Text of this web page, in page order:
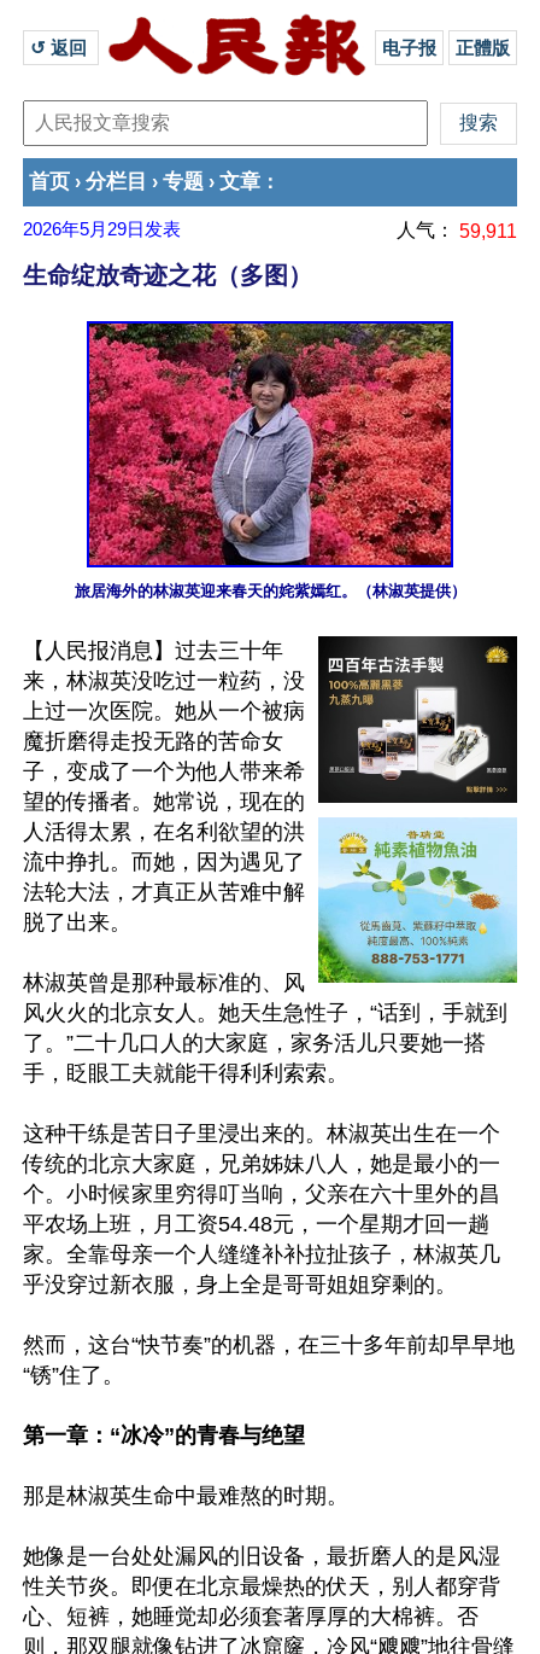
↺ 返回 电子报 正體版
首页 › 分栏目 › 专题 › 文章 ：
2026年5月29日 发表 人气： 59,911
生命绽放奇迹之花（多图）
旅居海外的林淑英迎来春天的姹紫嫣红。（林淑英提供）
【人民报消息】过去三十年
来，林淑英没吃过一粒药，没
上过一次医院。她从一个被病
魔折磨得走投无路的苦命女
子，变成了一个为他人带来希
望的传播者。她常说，现在的
人活得太累，在名利欲望的洪
流中挣扎。而她，因为遇见了
法轮大法，才真正从苦难中解
脱了出来。
林淑英曾是那种最标准的、风
风火火的北京女人。她天生急性子，“话到，手就到
了。”二十几口人的大家庭，家务活儿只要她一搭
手，眨眼工夫就能干得利利索索。
这种干练是苦日子里浸出来的。林淑英出生在一个
传统的北京大家庭，兄弟姊妹八人，她是最小的一
个。小时候家里穷得叮当响，父亲在六十里外的昌
平农场上班，月工资54.48元，一个星期才回一趟
家。全靠母亲一个人缝缝补补拉扯孩子，林淑英几
乎没穿过新衣服，身上全是哥哥姐姐穿剩的。
然而，这台“快节奏”的机器，在三十多年前却早早地
“锈”住了。
第一章：“冰冷”的青春与绝望
那是林淑英生命中最难熬的时期。
她像是一台处处漏风的旧设备，最折磨人的是风湿
性关节炎。即便在北京最燥热的伏天，别人都穿背
心、短裤，她睡觉却必须套著厚厚的大棉裤。否
则，那双腿就像钻进了冰窟窿，冷风“飕飕”地往骨缝